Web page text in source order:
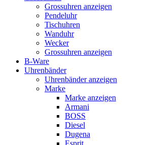
Grossuhren anzeigen
Pendeluhr
Tischuhren
Wanduhr
Wecker
Grossuhren anzeigen
B-Ware
Uhrenbänder
Uhrenbänder anzeigen
Marke
Marke anzeigen
Armani
BOSS
Diesel
Dugena
Esprit